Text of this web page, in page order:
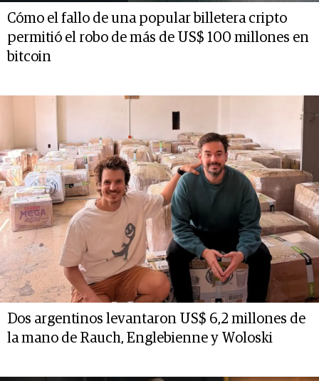
Cómo el fallo de una popular billetera cripto
permitió el robo de más de US$ 100 millones en
bitcoin
Dos argentinos levantaron US$ 6,2 millones de
la mano de Rauch, Englebienne y Woloski